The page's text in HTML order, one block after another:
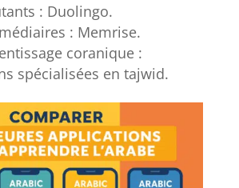
: Duolingo.
: Memrise.
coranique :
spécialisées en tajwid.